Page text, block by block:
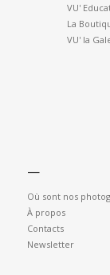
VU'
La
VU' la
—
Où sont nos
À propos
Contacts
Newsletter